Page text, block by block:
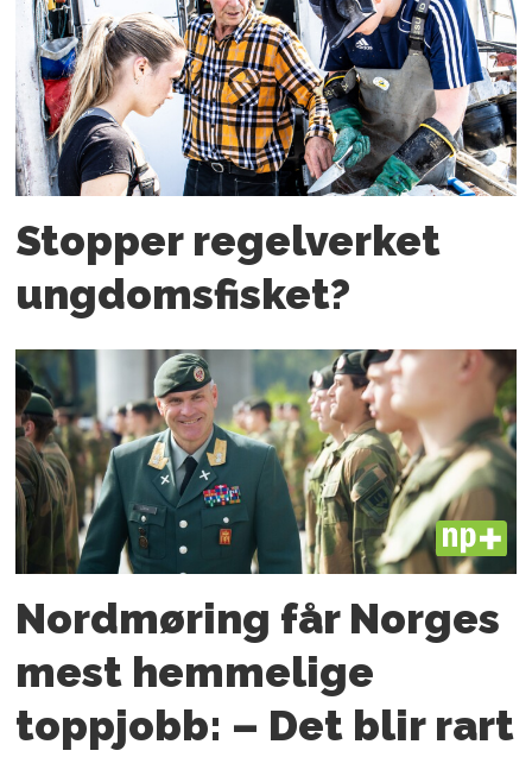
Stopper regelverket
ungdoms­fisket?
PLUS
Nordmøring får Norges
mest hemmelige
toppjobb: – Det blir rart